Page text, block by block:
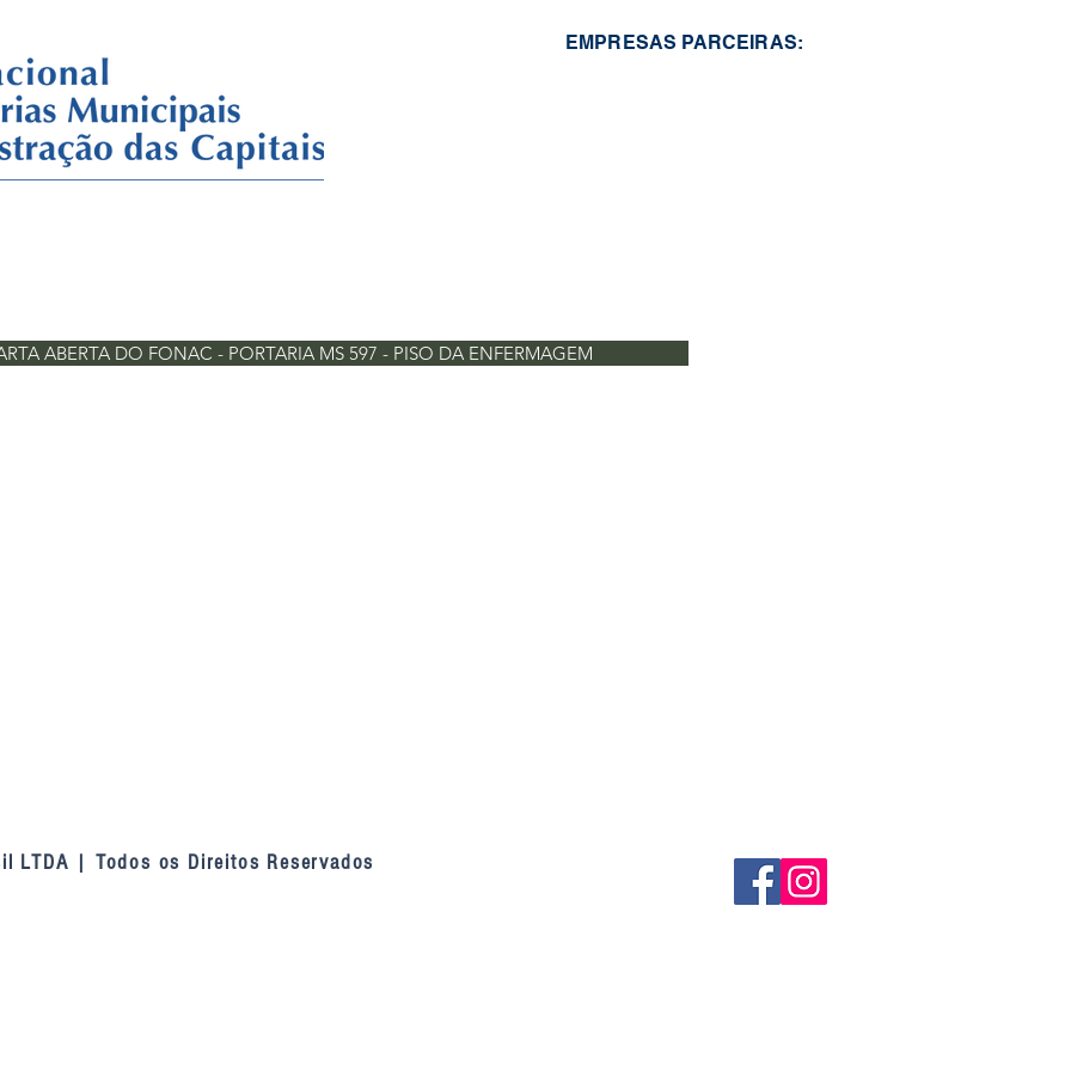
EMPRESAS PARCEIRAS:
ABERTA DO FONAC - PORTARIA MS 597 - PISO DA ENFERMAGEM
LTDA | Todos os Direitos Reservados